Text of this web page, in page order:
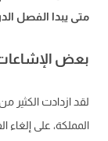
متى يبدا الفصل
بعض الإشاعات
لقد ازدادت الكثير
المملكة، على إلغاء